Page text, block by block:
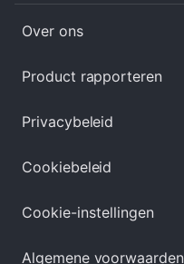
Over ons
Product rapporteren
Privacybeleid
Cookiebeleid
Cookie-instellingen
Algemene voorwaarden